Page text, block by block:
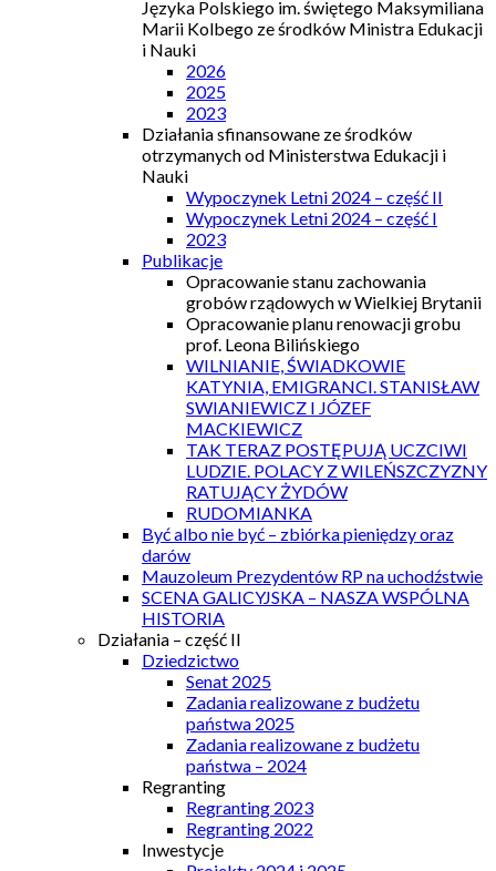
Języka Polskiego im. świętego Maksymiliana
Marii Kolbego ze środków Ministra Edukacji
i Nauki
2026
2025
2023
Działania sfinansowane ze środków
otrzymanych od Ministerstwa Edukacji i
Nauki
Wypoczynek Letni 2024 – część II
Wypoczynek Letni 2024 – część I
2023
Publikacje
Opracowanie stanu zachowania
grobów rządowych w Wielkiej Brytanii
Opracowanie planu renowacji grobu
prof. Leona Bilińskiego
WILNIANIE, ŚWIADKOWIE
KATYNIA, EMIGRANCI. STANISŁAW
SWIANIEWICZ I JÓZEF
MACKIEWICZ
TAK TERAZ POSTĘPUJĄ UCZCIWI
LUDZIE. POLACY Z WILEŃSZCZYZNY
RATUJĄCY ŻYDÓW
RUDOMIANKA
Być albo nie być – zbiórka pieniędzy oraz
darów
Mauzoleum Prezydentów RP na uchodźstwie
SCENA GALICYJSKA – NASZA WSPÓLNA
HISTORIA
Działania – część II
Dziedzictwo
Senat 2025
Zadania realizowane z budżetu
państwa 2025
Zadania realizowane z budżetu
państwa – 2024
Regranting
Regranting 2023
Regranting 2022
Inwestycje